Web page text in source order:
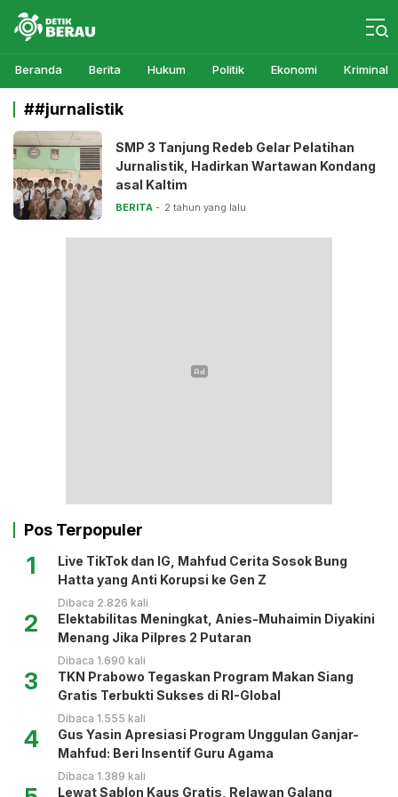
Detikberau.com
Media Diskusi Rakyat
Beranda Berita Hukum Politik Ekonomi Kriminal
##jurnalistik
SMP 3 Tanjung Redeb Gelar Pelatihan
Jurnalistik, Hadirkan Wartawan Kondang
asal Kaltim
BERITA 2 tahun yang lalu
Pos Terpopuler
1
Live TikTok dan IG, Mahfud Cerita Sosok Bung
Hatta yang Anti Korupsi ke Gen Z
Dibaca 2.826 kali
2
Elektabilitas Meningkat, Anies-Muhaimin Diyakini
Menang Jika Pilpres 2 Putaran
Dibaca 1.690 kali
3
TKN Prabowo Tegaskan Program Makan Siang
Gratis Terbukti Sukses di RI-Global
Dibaca 1.555 kali
4
Gus Yasin Apresiasi Program Unggulan Ganjar-
Mahfud: Beri Insentif Guru Agama
Dibaca 1.389 kali
Lewat Sablon Kaus Gratis, Relawan Galang